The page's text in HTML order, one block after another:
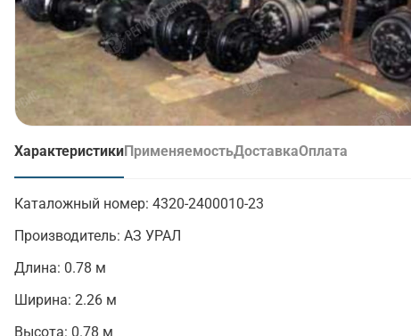
Характеристики
(активная вкладка)
ПрименяемостьДоставкаОплата
Каталожный номер: 4320-2400010-23
Производитель: АЗ УРАЛ
Длина: 0.78 м
Ширина: 2.26 м
Высота: 0.78 м